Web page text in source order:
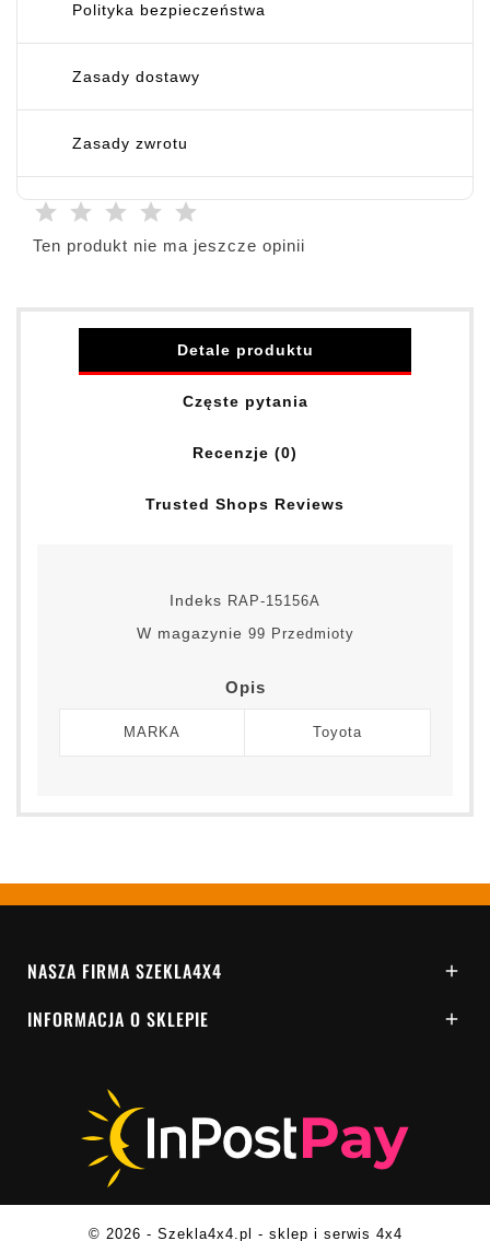
Polityka bezpieczeństwa
Zasady dostawy
Zasady zwrotu
Ten produkt nie ma jeszcze opinii
Detale produktu
Częste pytania
Recenzje (0)
Trusted Shops Reviews
Indeks RAP-15156A
W magazynie 99 Przedmioty
Opis
MARKA Toyota
NASZA FIRMA SZEKLA4X4 
INFORMACJA O SKLEPIE 
© 2026 - Szekla4x4.pl - sklep i serwis 4x4